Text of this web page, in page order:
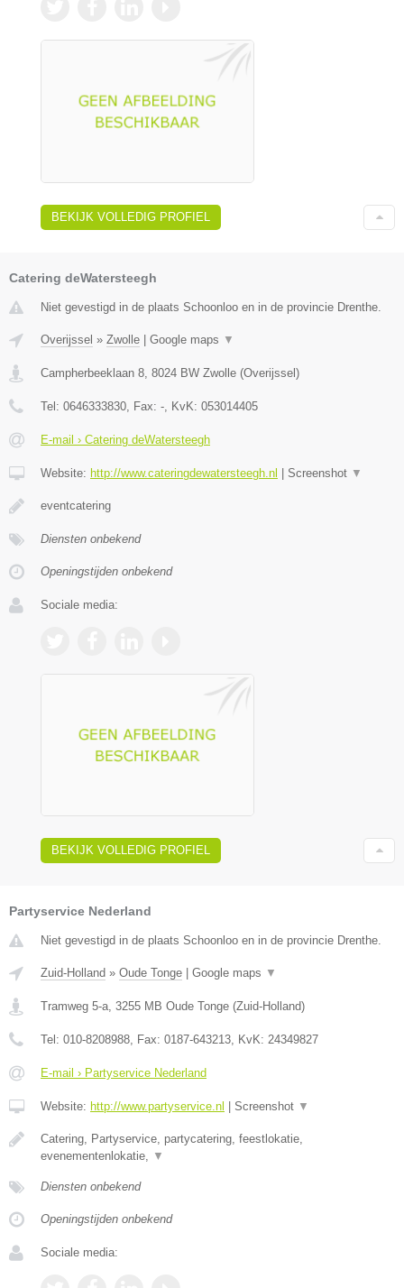
BEKIJK VOLLEDIG PROFIEL
Catering deWatersteegh
Niet gevestigd in de plaats Schoonloo en in de provincie Drenthe.
Overijssel » Zwolle | Google maps ▼
Campherbeeklaan 8 8024 BW Zwolle (Overijssel)
Tel: 0646333830 , Fax: - , KvK: 053014405
E-mail › Catering deWatersteegh
Website: http://www.cateringdewatersteegh.nl | Screenshot ▼
eventcatering
Diensten onbekend
Openingstijden onbekend
Sociale media:
BEKIJK VOLLEDIG PROFIEL
Partyservice Nederland
Niet gevestigd in de plaats Schoonloo en in de provincie Drenthe.
Zuid-Holland » Oude Tonge Google maps ▼
Tramweg 5-a, 3255 MB Oude Tonge (Zuid-Holland)
Tel: 010-8208988, Fax: 0187-643213, KvK: 24349827
E-mail › Partyservice Nederland
Website: http://www.partyservice.nl Screenshot ▼
Catering, Partyservice, partycatering, feestlokatie,
evenementenlokatie, ▼
Diensten onbekend
Openingstijden onbekend
Sociale media: